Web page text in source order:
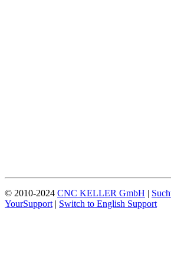
© 2010-2024 CNC KELLER GmbH |
YourSupport | Switch to English Support